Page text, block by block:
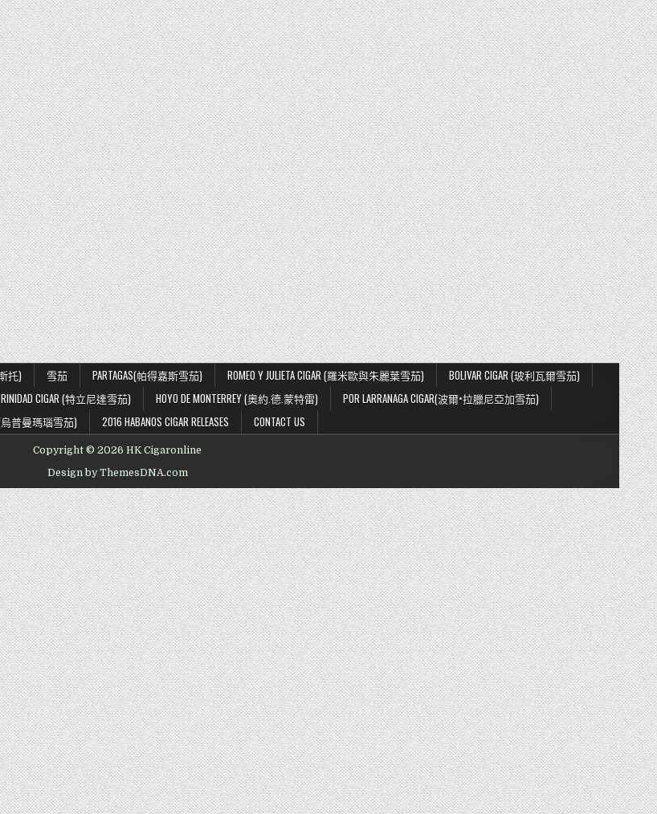
托) 雪茄 PARTAGAS(帕得嘉斯雪茄) ROMEO Y JULIETA CIGAR (羅米歐與朱麗葉雪茄)
BOLIVAR CIGAR (玻利瓦爾雪茄)
CIGAR (特立尼達雪茄) HOYO DE MONTERREY (奧約.德.蒙特雷)
POR LARRANAGA CIGAR(波爾•拉臘尼亞加雪茄)
烏普曼瑪瑙雪茄)
2016 HABANOS CIGAR RELEASES CONTACT US
Copyright © 2026 HK Cigaronline
Design by ThemesDNA.com